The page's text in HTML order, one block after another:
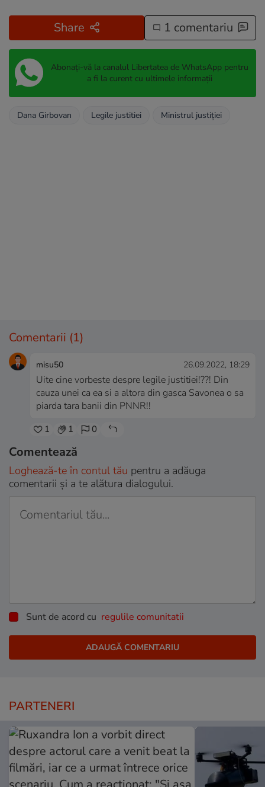
Share 1 comentariu
Abonați-vă la canalul Libertatea de WhatsApp pentru
a fi la curent cu ultimele informații
Dana Girbovan Legile justitiei Ministrul justiției
Comentarii (1)
misu50 26.09.2022, 18:29
Uite cine vorbeste despre legile justitiei!??! Din
cauza unei ca ea si a altora din gasca Savonea o sa
piarda tara banii din PNNR!!
1 1 0
Comentează
Loghează-te în contul tău pentru a adăuga
comentarii și a te alătura dialogului.
Sunt de acord cu regulile comunitatii
PARTENERI